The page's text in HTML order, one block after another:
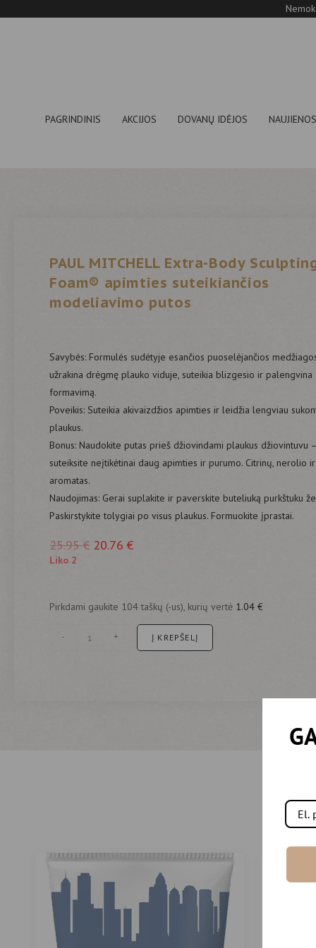
PAGRINDINIS AKCIJOS DOVANŲ IDĖJOS NAUJIENOS
PAUL MITCHELL Extra-Body
Foam® apimties suteikiančios
modeliavimo putos
Savybės: Formulės sudėtyje esančios puoselėjančios
užrakina drėgmę plauko viduje, suteikia blizgesio ir palengvina
formavimą.
Poveikis: Suteikia akivaizdžios apimties ir leidžia lengviau
plaukus.
Bonus: Naudokite putas prieš džiovindami plaukus džiovintuvu
suteiksite neįtikėtinai daug apimties ir purumo. Citrinų, nerolio
aromatas.
Naudojimas: Gerai suplakite ir paverskite buteliuką purkštuku
Paskirstykite tolygiai po visus plaukus. Formuokite įprastai.
25.95€ 20.76 €
Liko 2
Pirkdami gaukite 104 taškų (-us), kurių vertė 1.04 €
- + Į KREPŠELĮ